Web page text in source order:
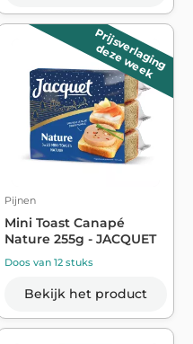
Prijsverlaging
deze week
Pijnen
Mini Toast Canapé
Nature 255g - JACQUET
Doos van 12 stuks
Bekijk het product